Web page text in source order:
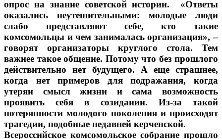
опрос на знание советской истории. «Ответы
оказались неутешительными: молодые люди
слабо представляют себе, кто такие
комсомольцы и чем занималась организация», –
говорят организаторы круглого стола. Тем
важнее такое общение. Потому что без прошлого
действительно нет будущего. А еще страшнее,
когда нет примеров для подражания, когда
утерян смысл жизни и сама возможность
проявить себя в созидании. Из-за такой
потерянности молодого поколения и происходят
трагедии, подобные недавней керченской.
Всероссийское комсомольское собрание прошло